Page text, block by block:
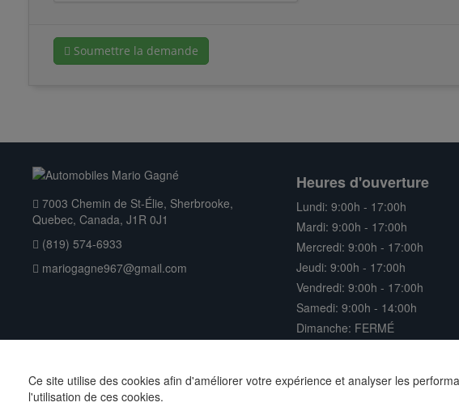
Soumettre la demande
7003 Chemin de St-Élie, Sherbrooke,
Quebec, Canada, J1R 0J1
(819) 574-6933
mariogagne967@gmail.com
Heures d'ouverture
Lundi: 9:00h - 17:00h
Mardi: 9:00h - 17:00h
Mercredi: 9:00h - 17:00h
Jeudi: 9:00h - 17:00h
Vendredi: 9:00h - 17:00h
Samedi: 9:00h - 14:00h
Dimanche: FERMÉ
Droits d'auteur © 2026 Automobiles Mario Gagné | Tous droits réservés |Site web
autoparAutoPro.io
Ce site utilise des cookies afin d'améliorer votre expérience et analyser les
l'utilisation de ces cookies.